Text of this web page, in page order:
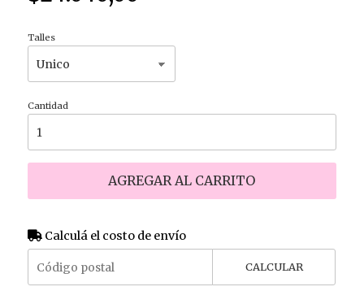
Talles
Cantidad
AGREGAR AL CARRITO
Calculá el costo de envío
CALCULAR